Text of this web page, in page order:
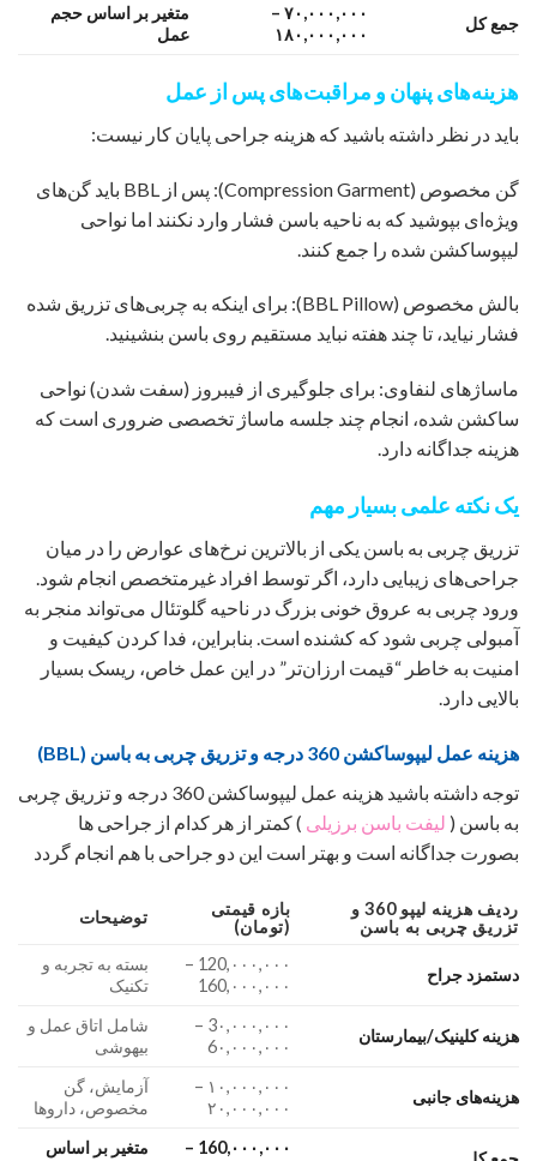
جمع کل
۷۰,۰۰۰,۰۰۰ –
۱۸۰,۰۰۰,۰۰۰
متغیر بر اساس حجم
عمل
هزینه‌های پنهان و مراقبت‌های پس از عمل
باید در نظر داشته باشید که هزینه جراحی پایان کار نیست:
گن مخصوص (Compression Garment): پس از BBL باید گن‌های
ویژه‌ای بپوشید که به ناحیه باسن فشار وارد نکنند اما نواحی
لیپوساکشن شده را جمع کنند.
بالش مخصوص (BBL Pillow): برای اینکه به چربی‌های تزریق شده
فشار نیاید، تا چند هفته نباید مستقیم روی باسن بنشینید.
ماساژهای لنفاوی: برای جلوگیری از فیبروز (سفت شدن) نواحی
ساکشن شده، انجام چند جلسه ماساژ تخصصی ضروری است که
هزینه جداگانه دارد.
یک نکته علمی بسیار مهم
تزریق چربی به باسن یکی از بالاترین نرخ‌های عوارض را در میان
جراحی‌های زیبایی دارد، اگر توسط افراد غیرمتخصص انجام شود.
ورود چربی به عروق خونی بزرگ در ناحیه گلوتئال می‌تواند منجر به
آمبولی چربی شود که کشنده است. بنابراین، فدا کردن کیفیت و
امنیت به خاطر “قیمت ارزان‌تر” در این عمل خاص، ریسک بسیار
بالایی دارد.
هزینه عمل لیپوساکشن 360 درجه و تزریق چربی به باسن (BBL)
توجه داشته باشید هزینه عمل لیپوساکشن 360 درجه و تزریق چربی
به باسن ( لیفت باسن برزیلی ) کمتر از هر کدام از جراحی ها
بصورت جداگانه است و بهتر است این دو جراحی با هم انجام گردد
ردیف هزینه لیپو 360 و
تزریق چربی به باسن
بازه قیمتی
(تومان)
توضیحات
دستمزد جراح
120,۰۰۰,۰۰۰ –
160,۰۰۰,۰۰۰
بسته به تجربه و
تکنیک
هزینه کلینیک/بیمارستان
3۰,۰۰۰,۰۰۰ –
6۰,۰۰۰,۰۰۰
شامل اتاق عمل و
بیهوشی
هزینه‌های جانبی
۱۰,۰۰۰,۰۰۰ –
۲۰,۰۰۰,۰۰۰
آزمایش، گن
مخصوص، داروها
160,۰۰۰,۰۰۰ –
متغیر بر اساس